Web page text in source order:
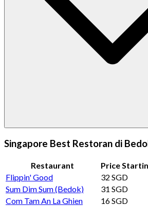
Singapore Best Restoran di
Restaurant
Price
Flippin' Good
32 SGD
Sum Dim Sum (Bedok)
31 SGD
Com Tam An La Ghien
16 SGD